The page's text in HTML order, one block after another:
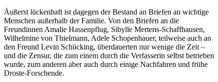
Äußerst lückenhaft ist dagegen der Bestand an Briefen an wichtige
Menschen außerhalb der Familie. Von den Briefen an die
Freundinnen Amalie Hassenpflug, Sibylle Mertens-Schaffhausen,
Wilhelmine von Thielmann, Adele Schopenhauer, teilweise auch an
den Freund Levin Schücking, überdauerten nur wenige die Zeit –
und die Zensur, die zum einem durch die Verfasserin selbst betrieben
wurde, zum anderen aber auch durch einige Nachfahren und frühe
Droste-Forschende.